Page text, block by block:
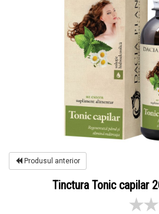
Produsul anterior
Tinctura Tonic capilar